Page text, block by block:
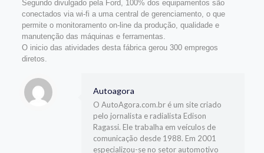
Segundo divulgado pela Ford, 100% dos equipamentos são
conectados via wi-fi a uma central de gerenciamento, o que
permite o monitoramento on-line da produção, qualidade e
manutenção das máquinas e ferramentas.
O inicio das atividades desta fábrica gerou 300 empregos
diretos.
Autoagora
O AutoAgora.com.br é um site criado
pelo jornalista e radialista Edison
Ragassi. Ele trabalha em veículos de
comunicação desde 1988. Em 2001
especializou-se no setor automotivo